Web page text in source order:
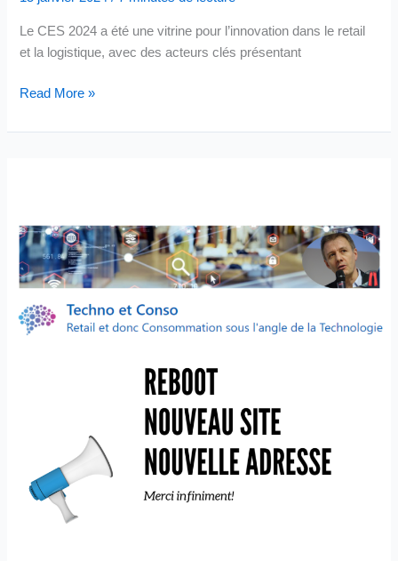
Le CES 2024 a été une vitrine pour l’innovation dans le retail
et la logistique, avec des acteurs clés présentant
CES
–
Read More »